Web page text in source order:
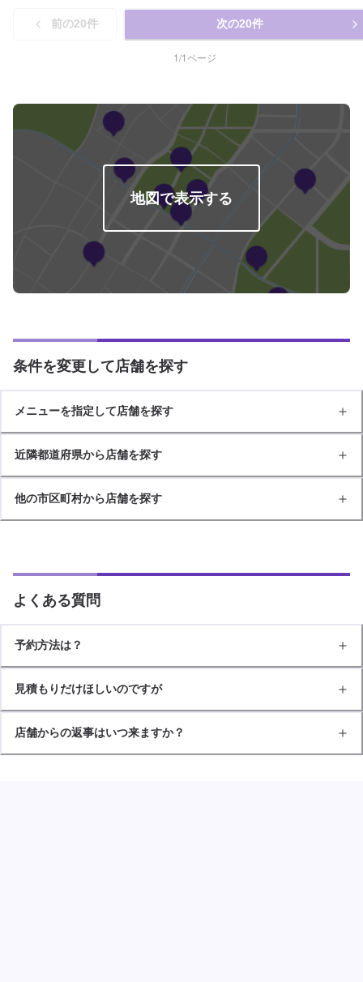
安心してお任せいただけます。【アクセス】当店は国道24号線沿いにござい
ます。「ツインゲート橿原」様が道路向かいにございます。
前の20件 次の20件
1/1ページ
地図で表示する
条件を変更して店舗を探す
メニューを指定して店舗を探す
近隣都道府県から店舗を探す
他の市区町村から店舗を探す
よくある質問
予約方法は？
見積もりだけほしいのですが
店舗からの返事はいつ来ますか？